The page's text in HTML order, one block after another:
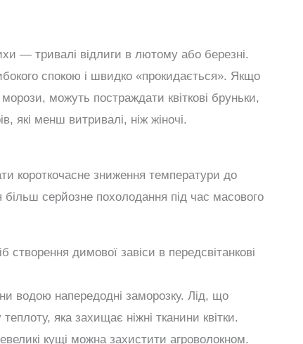
— тривалі відлиги в лютому або березні.
спокою і швидко «прокидається». Якщо
можуть постраждати квіткові бруньки,
які менш витривалі, ніж жіночі.
короткочасне зниження температури до
серйозне похолодання під час масового
створення димової завіси в передсвітанкові
водою напередодні заморозку. Лід, що
яка захищає ніжні тканини квітки.
кущі можна захистити агроволокном.